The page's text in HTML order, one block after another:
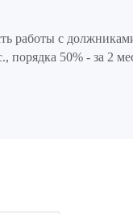
работы с
порядка 50% - за 2